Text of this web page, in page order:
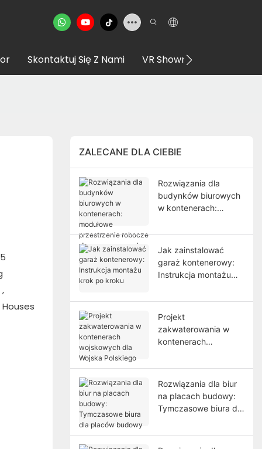
Skontaktuj Się Z Nami VR Showroom
,
ZALECANE DLA CIEBIE
Rozwiązania dla
budynków biurowych
w kontenerach:
przestrzenie robocze
dla nowoczesnych
projektów
Jak zainstalować
garaż kontenerowy:
Instrukcja montażu
Projekt
zakwaterowania w
kontenerach
Wojska Polskiego
Rozwiązania dla biur
na placach budowy:
Tymczasowe biura dla